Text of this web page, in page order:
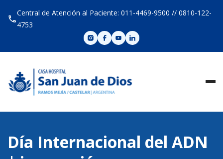
Central de Atención al Paciente: 011-4469-9500 // 0810-122-
4753
Día Internacional del ADN